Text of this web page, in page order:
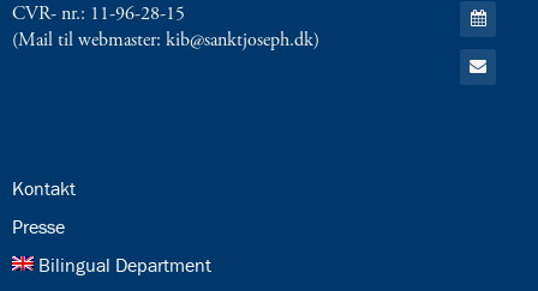
frokostmesse
inden
mistede
CVR- nr.: 11-96-28-15
(Mail til webmaster: kib@sanktjoseph.dk)
feed
Gå
til:
Kalender
Gå
til:
24.0:
Kontakt
25.0:
Presse
26.0:
Bilingual Department